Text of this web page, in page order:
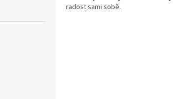
radost sami sobě.